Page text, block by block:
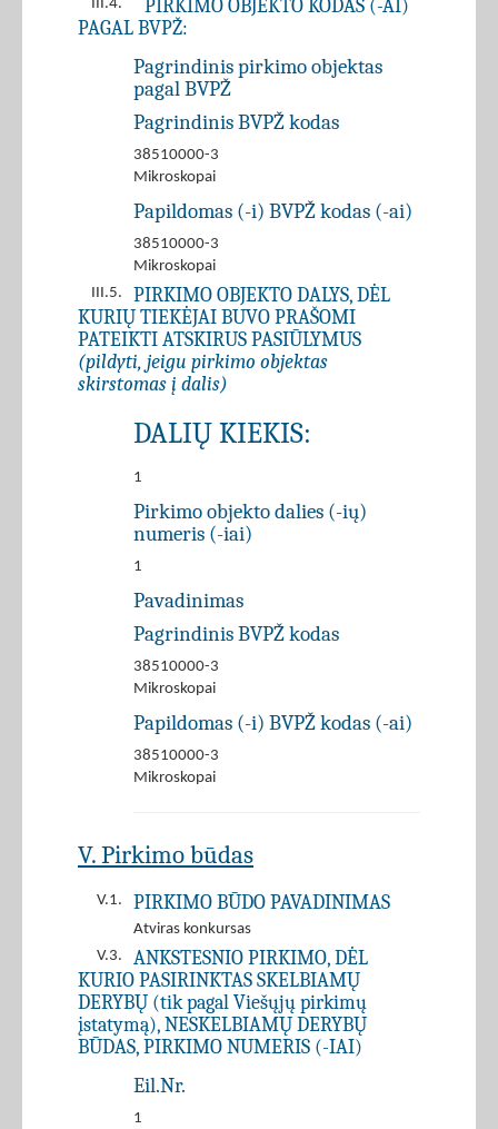
III.4.
PIRKIMO OBJEKTO KODAS (-AI)
PAGAL BVPŽ:
Pagrindinis pirkimo objektas
pagal BVPŽ
Pagrindinis BVPŽ kodas
38510000-3
Mikroskopai
Papildomas (-i) BVPŽ kodas (-ai)
38510000-3
Mikroskopai
III.5.
PIRKIMO OBJEKTO DALYS, DĖL
KURIŲ TIEKĖJAI BUVO PRAŠOMI
PATEIKTI ATSKIRUS PASIŪLYMUS
(pildyti, jeigu pirkimo objektas
skirstomas į dalis)
DALIŲ KIEKIS:
1
Pirkimo objekto dalies (-ių)
numeris (-iai)
1
Pavadinimas
Pagrindinis BVPŽ kodas
38510000-3
Mikroskopai
Papildomas (-i) BVPŽ kodas (-ai)
38510000-3
Mikroskopai
V. Pirkimo būdas
V.1. PIRKIMO BŪDO PAVADINIMAS
Atviras konkursas
V.3.
ANKSTESNIO PIRKIMO, DĖL
KURIO PASIRINKTAS SKELBIAMŲ
DERYBŲ (tik pagal Viešųjų pirkimų
įstatymą), NESKELBIAMŲ DERYBŲ
BŪDAS, PIRKIMO NUMERIS (-IAI)
Eil.Nr.
1